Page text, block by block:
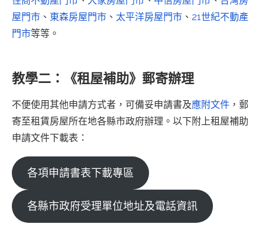
屋門市 、 東森房屋門市 、 太平洋房屋門市 、 21世紀不動產
門市等等。
教學二：《租屋補助》郵寄辦理
不便使用其他申請方式者，可備妥申請書及應附文件 ，郵
寄至租賃房屋所在地各縣市政府辦理。以下附上租屋補助
申請文件下載表：
各項申請書表下載專區
各縣市政府受理單位地址及電話資訊